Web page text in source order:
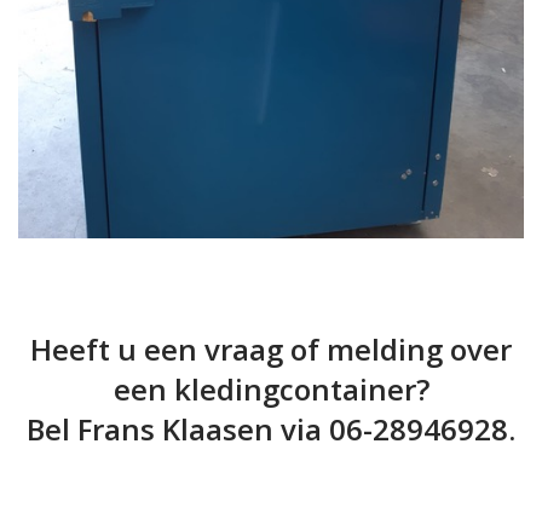
Heeft u een vraag of melding over
een kledingcontainer?
Bel Frans Klaasen via 06-28946928.